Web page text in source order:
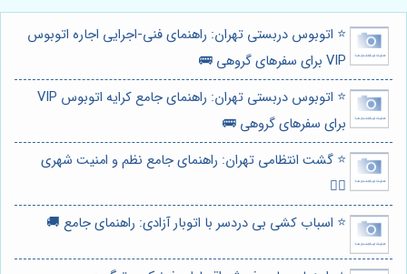
⭐️ اتوبوس دربستی تهران: راهنمای فنی-اجرایی اجاره اتوبوس
VIP برای سفرهای گروهی 🚌
⭐️ اتوبوس دربستی تهران: راهنمای جامع کرایه اتوبوس VIP
برای سفرهای گروهی 🚌
⭐️ گشت انتظامی تهران: راهنمای جامع نظم و امنیت شهری
👮‍♂️
⭐️ اسباب کشی بی دردسر با اتوبار آزادی: راهنمای جامع 🚚